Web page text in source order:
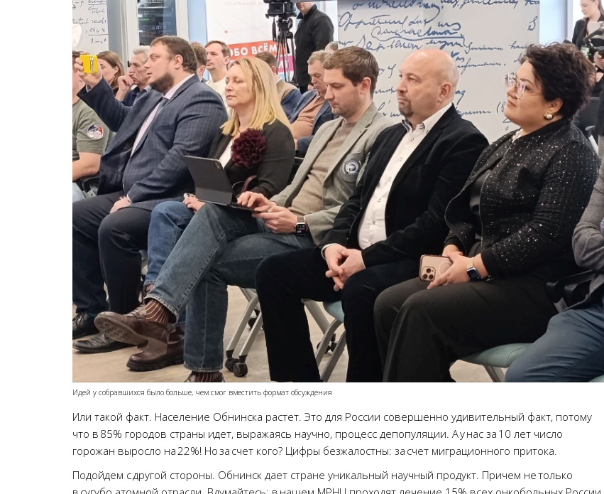
Идей у собравшихся было больше, чем смог вместить формат обсуждения
Или такой факт. Население Обнинска растет. Это для России совершенно удивительный факт, потому
что в 85% городов страны идет, выражаясь научно, процесс депопуляции. А у нас за 10 лет число
горожан выросло на 22%! Но за счет кого? Цифры безжалостны: за счет миграционного притока.
Подойдем с другой стороны. Обнинск дает стране уникальный научный продукт. Причем не только